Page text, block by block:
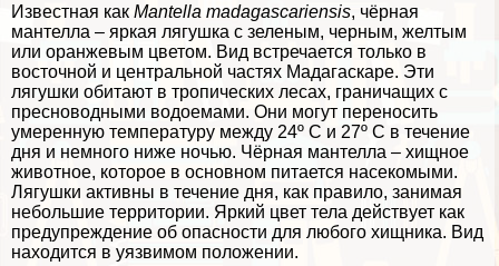
Известная как Mantella madagascariensis, чёрная
мантелла – яркая лягушка с зеленым, черным, желтым
или оранжевым цветом. Вид встречается только в
восточной и центральной частях Мадагаскаре. Эти
лягушки обитают в тропических лесах, граничащих с
пресноводными водоемами. Они могут переносить
умеренную температуру между 24º С и 27º С в течение
дня и немного ниже ночью. Чёрная мантелла – хищное
животное, которое в основном питается насекомыми.
Лягушки активны в течение дня, как правило, занимая
небольшие территории. Яркий цвет тела действует как
предупреждение об опасности для любого хищника. Вид
находится в уязвимом положении.